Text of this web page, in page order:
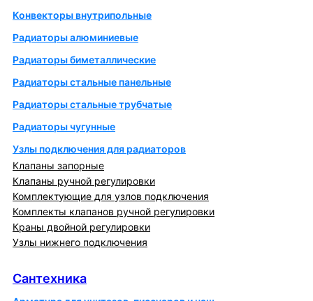
Конвекторы внутрипольные
Радиаторы алюминиевые
Радиаторы биметаллические
Радиаторы стальные панельные
Радиаторы стальные трубчатые
Радиаторы чугунные
Узлы подключения для радиаторов
Клапаны запорные
Клапаны ручной регулировки
Комплектующие для узлов подключения
Комплекты клапанов ручной регулировки
Краны двойной регулировки
Узлы нижнего подключения
Сантехника